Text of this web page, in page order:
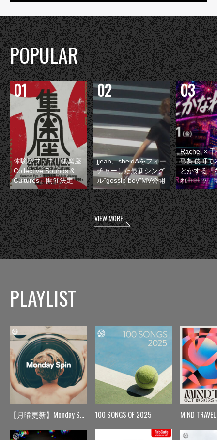
POPULAR
体験型フェス『集楽座
Collective Sounds &
Cultures』開催決定
jjean、sheidAをフィー
チャーした最新シング
ル“gossip boy”MV公開
Rachel ×
歌舞伎町で
とかする『
れーーッ』
VIEW MORE
PLAYLIST
【月曜更新】Monday Spin 100 SONGS OF 2025 MIND TRAVEL